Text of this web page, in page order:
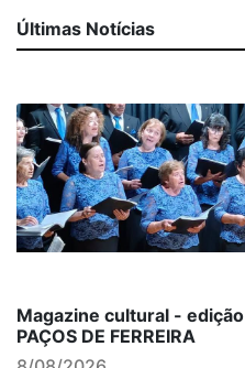
Últimas Notícias
Magazine cultural -
PAÇOS DE FERREIRA